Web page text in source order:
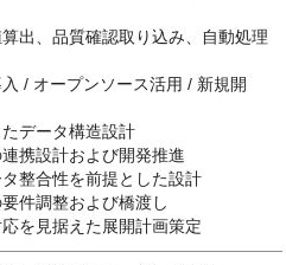
出、品質確認取り込み、自動処理
/ オープンソース活用 / 新規開
データ構造設計
携設計および開発推進
整合性を前提とした設計
件調整および橋渡し
を見据えた展開計画策定